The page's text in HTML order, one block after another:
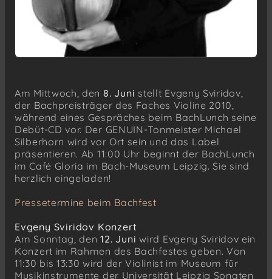
Am Mittwoch, den 8. Juni stellt Evgeny Sviridov,
der Bachpreisträger des Faches Violine 2010,
während eines Gespräches beim BachLunch seine
Debüt-CD vor. Der GENUIN-Tonmeister Michael
Silberhorn wird vor Ort sein und das Label
präsentieren. Ab 11:00 Uhr beginnt der BachLunch
im Café Gloria im Bach-Museum Leipzig. Sie sind
herzlich eingeladen!
Pressetermine beim Bachfest
Evgeny Sviridov Konzert
Am Sonntag, den12. Juni wird Evgeny Sviridov ein
Konzert im Rahmen des Bachfestes geben. Von
11:30 bis 13:30 wird der Violinist im Museum für
Musikinstrumente der Universität Leipzig Sonaten